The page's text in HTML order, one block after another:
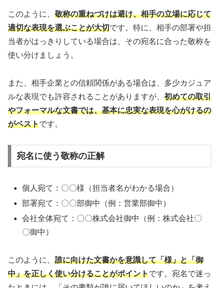
このように、 敬称の重ねづけは避け、相手の立場に応じて
適切な表現を選ぶことが大切です。特に、相手の部署や担
当者がはっきりしている場合は、その宛名に合った敬称を
使い分けましょう。
また、相手企業との信頼関係がある場合は、多少カジュア
ルな表現でも許容されることがありますが、 初めての取引
やフォーマルな文書では、基本に忠実な表現を心がけるの
がベストです。
宛名に使う敬称の正解
個人宛て：〇〇様（担当者名がわかる場合）
部署宛て：〇〇部御中（例：営業部御中）
会社全体宛て：〇〇株式会社御中（例：株式会社〇
〇御中）
このように、 誰に向けた文書かを意識して「様」と「御
中」を正しく使い分けることがポイントです。宛名で迷っ